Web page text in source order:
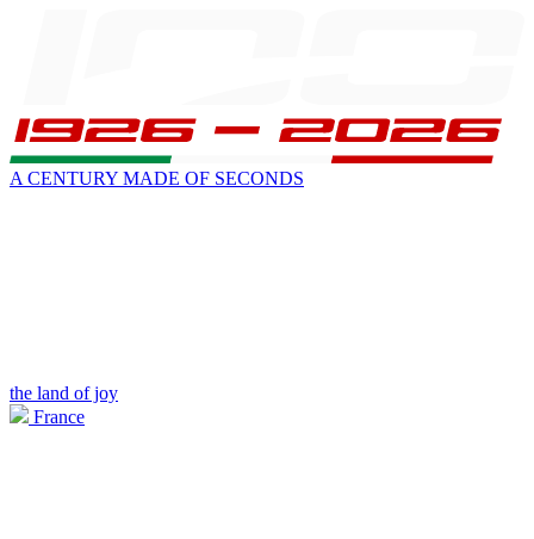
A CENTURY MADE OF SECONDS
the land of joy
France